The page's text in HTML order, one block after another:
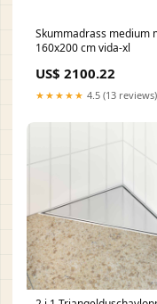
Skummadrass medium
160x200 cm vida-xl
US$ 2100.22
★★★★★ 4.5 (13 reviews)